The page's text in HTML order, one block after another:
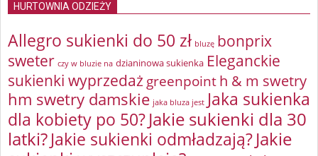
HURTOWNIA ODZIEŻY
Allegro sukienki do 50 zł bluzę bonprix
sweter czy w bluzie na dzianinowa sukienka Eleganckie
sukienki wyprzedaż greenpointh & m swetry
hm swetry damskie jaka bluza jest Jaka sukienka
dla kobiety po 50?Jakie sukienki dla 30
latki?Jakie sukienki odmładzają?Jakie